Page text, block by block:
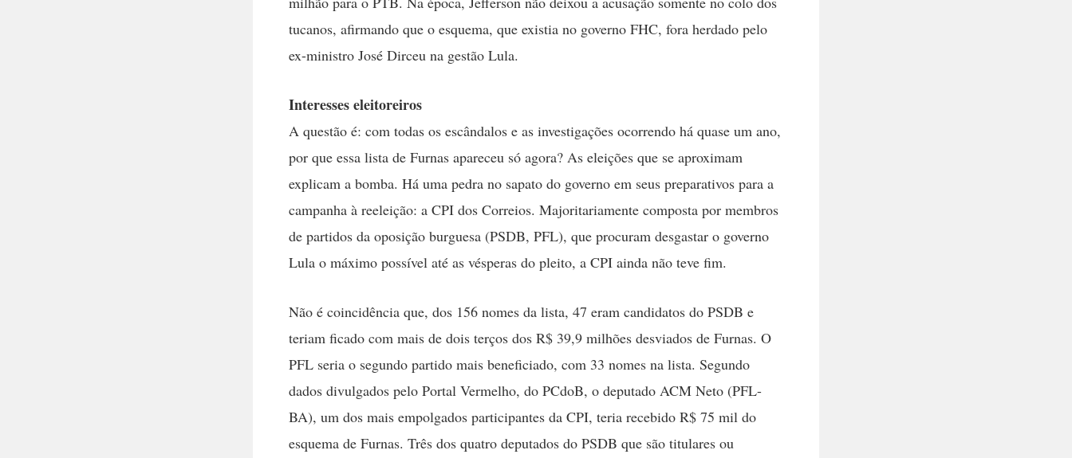
tucanos, afirmando que o esquema, que existia no governo FHC, fora herdado pelo
ex-ministro José Dirceu na gestão Lula.
Interesses eleitoreiros
A questão é: com todas os escândalos e as investigações ocorrendo há quase um ano,
por que essa lista de Furnas apareceu só agora? As eleições que se aproximam
explicam a bomba. Há uma pedra no sapato do governo em seus preparativos para a
campanha à reeleição: a CPI dos Correios. Majoritariamente composta por membros
de partidos da oposição burguesa (PSDB, PFL), que procuram desgastar o governo
Lula o máximo possível até as vésperas do pleito, a CPI ainda não teve fim.
Não é coincidência que, dos 156 nomes da lista, 47 eram candidatos do PSDB e
teriam ficado com mais de dois terços dos R$ 39,9 milhões desviados de Furnas. O
PFL seria o segundo partido mais beneficiado, com 33 nomes na lista. Segundo
dados divulgados pelo Portal Vermelho, do PCdoB, o deputado ACM Neto (PFL-
BA), um dos mais empolgados participantes da CPI, teria recebido R$ 75 mil do
esquema de Furnas. Três dos quatro deputados do PSDB que são titulares ou